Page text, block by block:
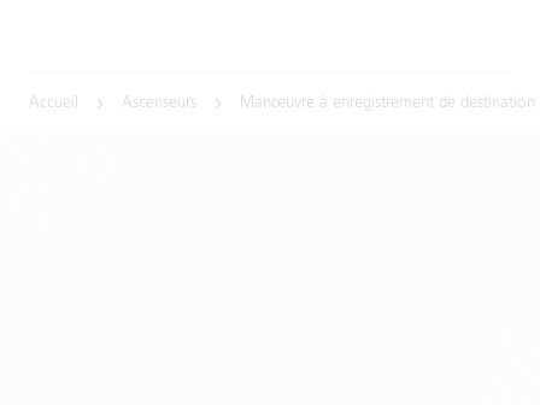
Accueil Ascenseurs Manœuvre à enregistrement de destination